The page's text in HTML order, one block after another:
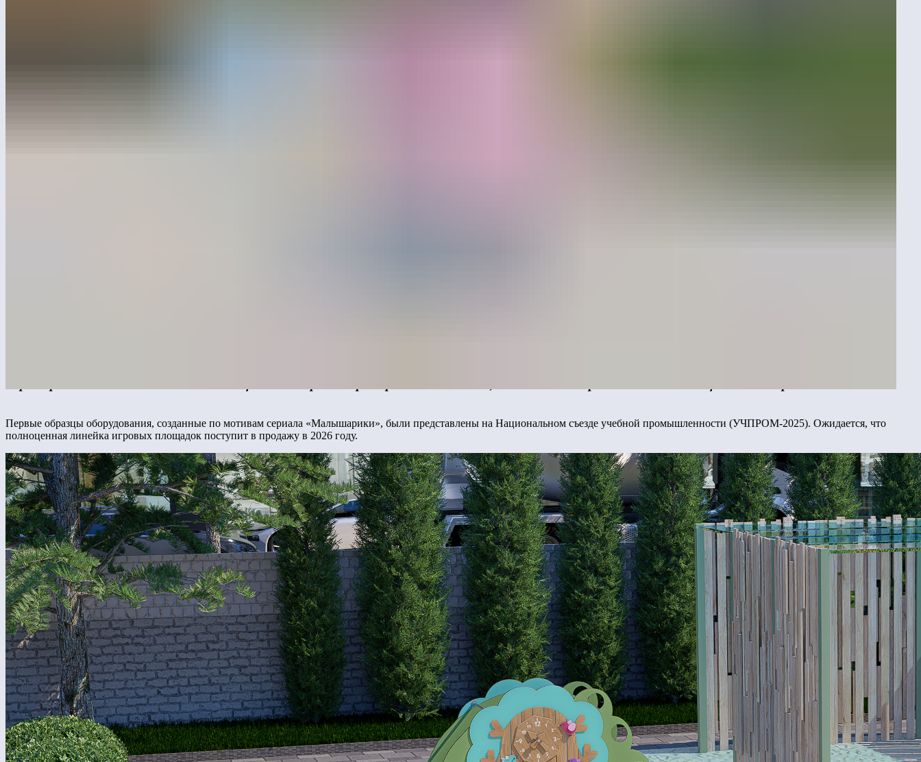
Первые образцы оборудования, созданные по мотивам сериала «Малышарики», были представлены на Национальном съезде учебной промышленности (УЧПРОМ-2025). Ожидается, что
полноценная линейка игровых площадок поступит в продажу в 2026 году.